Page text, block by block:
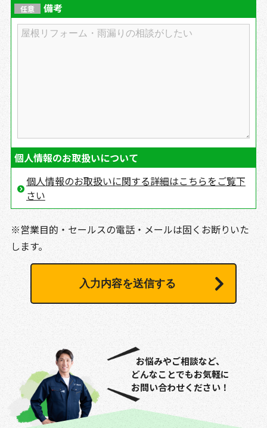
任意 備考
個人情報のお取扱いについて
個人情報のお取扱いに関する詳細はこちらをご覧下
さい
※営業目的・セールスの電話・メールは固くお断りいた
します。
お悩みやご相談など、
どんなことでもお気軽に
お問い合わせください！